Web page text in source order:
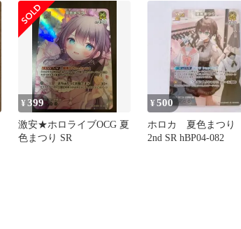
¥399
激安★ホロライブOCG 夏
色まつり SR
¥500
ホロカ 夏色まつり
2nd SR hBP04-082